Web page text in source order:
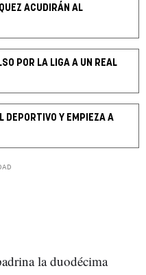
ACUDIRÁN AL
POR LA LIGA A UN REAL
DEPORTIVO Y EMPIEZA A
la duodécima